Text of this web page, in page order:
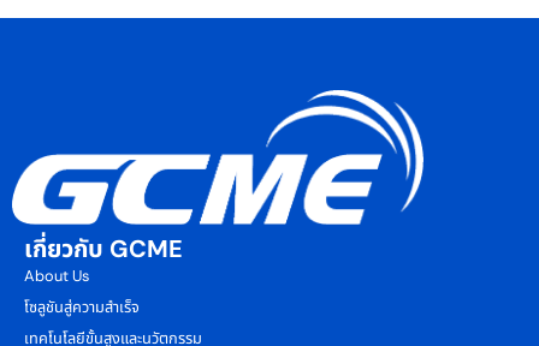
เกี่ยวกับ GCME
About Us
โซลูชันสู่ความสำเร็จ
เทคโนโลยีขั้นสูงและนวัตกรรม